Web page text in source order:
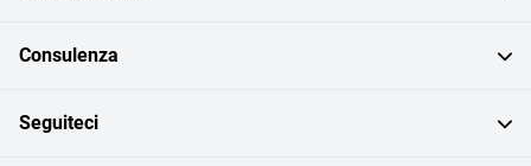
Consulenza
Seguiteci